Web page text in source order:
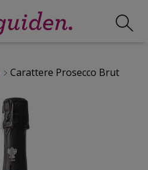
Carattere Prosecco Brut